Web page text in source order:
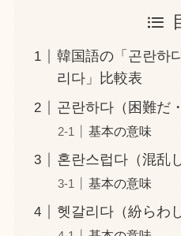
韓国語の「곤란하
리다」比較表
곤란하다（困難だ
基本の意味
혼란스럽다（混乱
基本の意味
헷갈리다（紛らわ